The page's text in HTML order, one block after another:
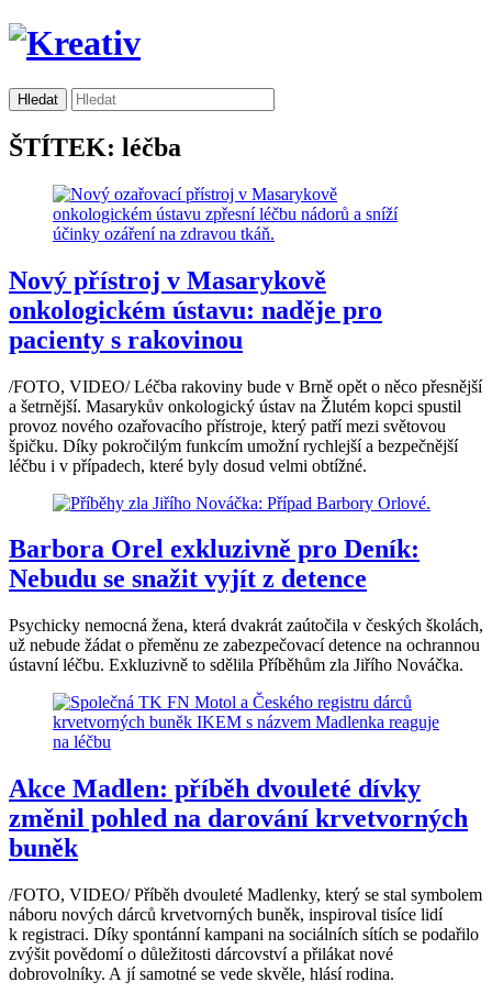
ŠTÍTEK: léčba
Nový přístroj v Masarykově
onkologickém ústavu: naděje pro
pacienty s rakovinou
/FOTO, VIDEO/ Léčba rakoviny bude v Brně opět o něco přesnější
a šetrnější. Masarykův onkologický ústav na Žlutém kopci spustil
provoz nového ozařovacího přístroje, který patří mezi světovou
špičku. Díky pokročilým funkcím umožní rychlejší a bezpečnější
léčbu i v případech, které byly dosud velmi obtížné.
Barbora Orel exkluzivně pro Deník:
Nebudu se snažit vyjít z detence
Psychicky nemocná žena, která dvakrát zaútočila v českých školách,
už nebude žádat o přeměnu ze zabezpečovací detence na ochrannou
ústavní léčbu. Exkluzivně to sdělila Příběhům zla Jiřího Nováčka.
Akce Madlen: příběh dvouleté dívky
změnil pohled na darování krvetvorných
buněk
/FOTO, VIDEO/ Příběh dvouleté Madlenky, který se stal symbolem
náboru nových dárců krvetvorných buněk, inspiroval tisíce lidí
k registraci. Díky spontánní kampani na sociálních sítích se podařilo
zvýšit povědomí o důležitosti dárcovství a přilákat nové
dobrovolníky. A jí samotné se vede skvěle, hlásí rodina.